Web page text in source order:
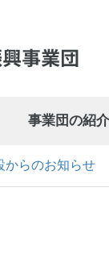
事業団の紹介
からのお知らせ